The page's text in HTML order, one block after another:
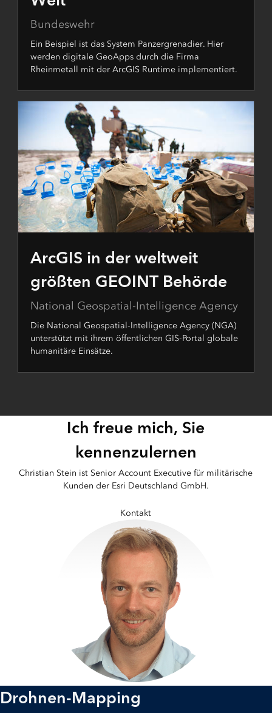
Bundeswehr
Ein Beispiel ist das System Panzergrenadier. Hier
werden digitale GeoApps durch die Firma
Rheinmetall mit der ArcGIS Runtime implementiert.
ArcGIS in der weltweit
größten GEOINT Behörde
National Geospatial-Intelligence Agency
Die National Geospatial-Intelligence Agency (NGA)
unterstützt mit ihrem öffentlichen GIS-Portal globale
humanitäre Einsätze.
Ich freue mich, Sie
kennenzulernen
Christian Stein ist Senior Account Executive für militärische
Kunden der Esri Deutschland GmbH.
Kontakt
Drohnen-Mapping